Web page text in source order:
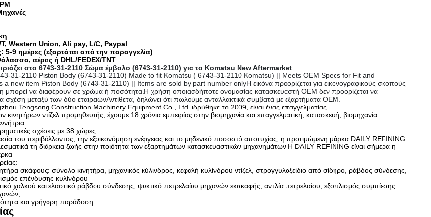
Western Union, Ali pay, L/C, Paypal
9 ημέρες (εξαρτάται από την παραγγελία)
αέρας ή DHL/FEDEX/TNT
στο 6743-31-2110 Σώμα έμβολο (6743-31-2110) για το Komatsu New Aftermarket
31-2110 Piston Body (6743-31-2110) Made to fit Komatsu ( 6743-31-2110 Komatsu) || Meets OEM Specs for Fit and
new item Piston Body (6743-31-2110) || Items are sold by part number onlyΗ εικόνα προορίζεται για εικονογραφικούς σκοπούς
μπορεί να διαφέρουν σε χρώμα ή ποσότητα.Η χρήση οποιασδήποτε ονομασίας κατασκευαστή OEM δεν προορίζεται να
σχέση μεταξύ των δύο εταιρειώνΑντίθετα, δηλώνει ότι πωλούμε ανταλλακτικά συμβατά με εξαρτήματα OEM.
Tengsong Construction Machinery Equipment Co., Ltd. ιδρύθηκε το 2009, είναι ένας επαγγελματίας
κινητήρων ντίζελ προμηθευτής, έχουμε 18 χρόνια εμπειρίας στην βιομηχανία και επαγγελματική, κατασκευή, βιομηχανία.
σχέσεις με 38 χώρες.
του περιβάλλοντος, την εξοικονόμηση ενέργειας και το μηδενικό ποσοστό αποτυχίας, η προτιμώμενη μάρκα DAILY REFINING
τη διάρκεια ζωής στην ποιότητα των εξαρτημάτων κατασκευαστικών μηχανημάτων.Η DAILY REFINING είναι σήμερα η
σκάφους: σύνολο κινητήρα, μηχανικός κύλινδρος, κεφαλή κυλίνδρου ντίζελ, στρογγυλοξείδιο από σίδηρο, ράβδος σύνδεσης,
επένδυσης κυλίνδρου
χαλκού και ελαστικό ράβδου σύνδεσης, ψυκτικό πετρελαίου μηχανών εκσκαφής, αντλία πετρελαίου, εξοπλισμός συμπίεσης
και γρήγορη παράδοση.